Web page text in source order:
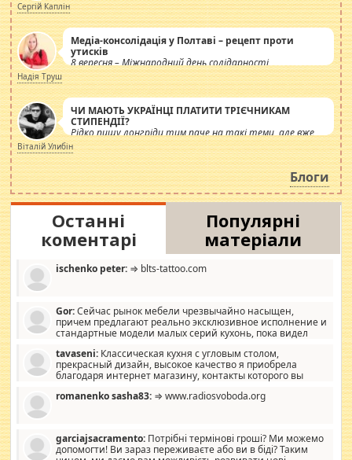
Сергій Каплін
Медіа-консолідація у Полтаві – рецепт проти
утисків
8 вересня – Міжнародний день солідарності
журналістів.
Надія Труш
ЧИ МАЮТЬ УКРАЇНЦІ ПЛАТИТИ ТРІЄЧНИКАМ
СТИПЕНДІЇ?
Рідко пишу лонгріди тим паче на такі теми, але вже
просто дістало! Обурюють сьогоднішні інсенуації
навколо стипендіального питання. Штучно
роздувається ще одна соціальна катастрофа.
Віталій Улибін
Блоги
Останні
коментарі
Популярні
матеріали
ischenko peter: ⇒ blts-tattoo.com
Gor:Сейчас рынок мебели чрезвычайно насыщен,
причем предлагают реально эксклюзивное исполнение и
стандартные модели малых серий кухонь, пока видел
стандартные формы, в MebelOk, креативненько и что главное -
со вкусом все в порядке, без ненужных наворотов удорожающих
мебель, а это не последний фактор.
tavaseni: Классическая кухня с угловым столом,
прекрасный дизайн, высокое качество я приобрела
благодаря интернет магазину, контакты которого вы
romanenko sasha83: ⇒ www.radiosvoboda.org
garciajsacramento: Потрібні термінові гроші? Ми можемо
допомогти! Ви зараз переживаєте або ви в біді? Таким